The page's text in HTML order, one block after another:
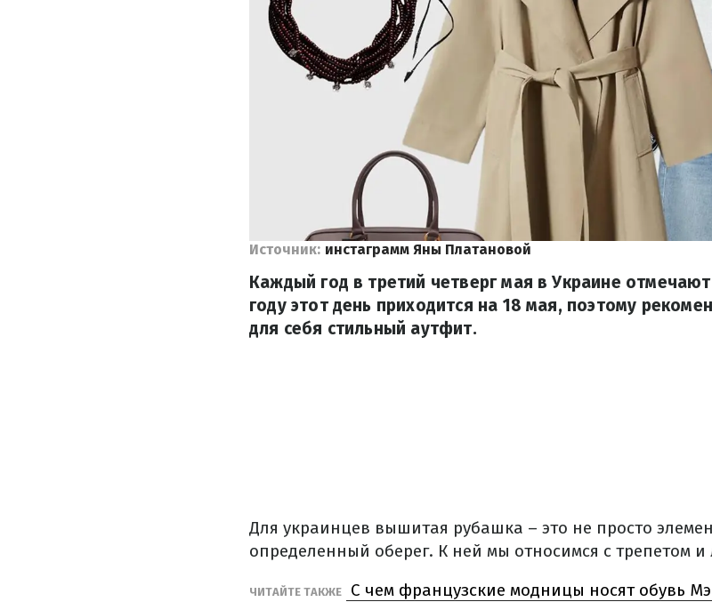
Источник: инстаграмм Яны Платановой
Каждый год в третий четверг мая в Украине
году этот день приходится на 18 мая, поэтому
для себя стильный аутфит.
Для украинцев вышитая рубашка – это не просто
определенный оберег. К ней мы относимся с трепетом
ЧИТАЙТЕ ТАКЖЕ
С чем французские модницы носят обувь